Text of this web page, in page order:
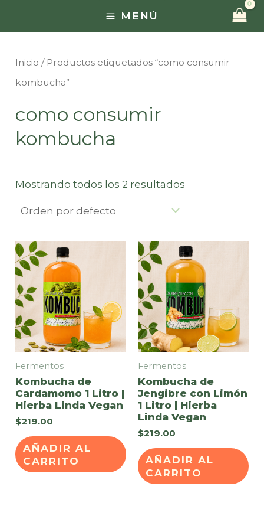
al
MAIN
MENÚ
Inicio / Productos etiquetados “como consumir
kombucha”
como consumir
kombucha
Mostrando todos los 2 resultados
Fermentos
Kombucha de
Cardamomo 1 Litro |
Hierba Linda Vegan
$219.00
AÑADIR AL
CARRITO
Fermentos
Kombucha de
Jengibre con Limón
1 Litro | Hierba
Linda Vegan
$219.00
AÑADIR AL
CARRITO